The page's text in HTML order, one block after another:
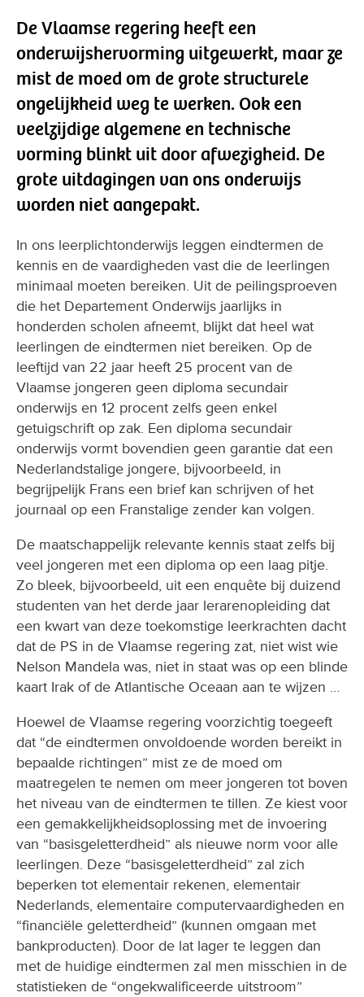
De Vlaamse regering heeft een
onderwijshervorming uitgewerkt, maar ze
mist de moed om de grote structurele
ongelijkheid weg te werken. Ook een
veelzijdige algemene en technische
vorming blinkt uit door afwezigheid. De
grote uitdagingen van ons onderwijs
worden niet aangepakt.
In ons leerplichtonderwijs leggen eindtermen de
kennis en de vaardigheden vast die de leerlingen
minimaal moeten bereiken. Uit de peilingsproeven
die het Departement Onderwijs jaarlijks in
honderden scholen afneemt, blijkt dat heel wat
leerlingen de eindtermen niet bereiken. Op de
leeftijd van 22 jaar heeft 25 procent van de
Vlaamse jongeren geen diploma secundair
onderwijs en 12 procent zelfs geen enkel
getuigschrift op zak. Een diploma secundair
onderwijs vormt bovendien geen garantie dat een
Nederlandstalige jongere, bijvoorbeeld, in
begrijpelijk Frans een brief kan schrijven of het
journaal op een Franstalige zender kan volgen.
De maatschappelijk relevante kennis staat zelfs bij
veel jongeren met een diploma op een laag pitje.
Zo bleek, bijvoorbeeld, uit een enquête bij duizend
studenten van het derde jaar lerarenopleiding dat
een kwart van deze toekomstige leerkrachten dacht
dat de PS in de Vlaamse regering zat, niet wist wie
Nelson Mandela was, niet in staat was op een blinde
kaart Irak of de Atlantische Oceaan aan te wijzen …
Hoewel de Vlaamse regering voorzichtig toegeeft
dat “de eindtermen onvoldoende worden bereikt in
bepaalde richtingen” mist ze de moed om
maatregelen te nemen om meer jongeren tot boven
het niveau van de eindtermen te tillen. Ze kiest voor
een gemakkelijkheidsoplossing met de invoering
van “basisgeletterdheid” als nieuwe norm voor alle
leerlingen. Deze “basisgeletterdheid” zal zich
beperken tot elementair rekenen, elementair
Nederlands, elementaire computervaardigheden en
“financiële geletterdheid” (kunnen omgaan met
bankproducten). Door de lat lager te leggen dan
met de huidige eindtermen zal men misschien in de
statistieken de “ongekwalificeerde uitstroom”